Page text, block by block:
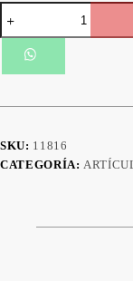
Adornos
(Regalitos)
cantidad
SKU: 11816
CATEGORÍA: